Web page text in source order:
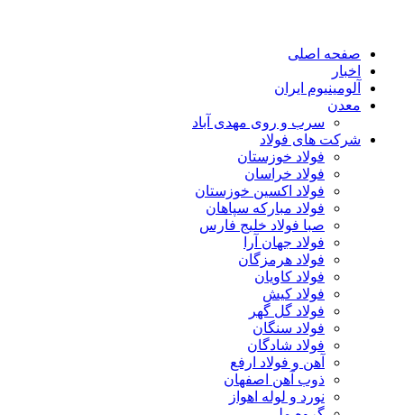
صفحه اصلی
اخبار
آلومینیوم ایران
معدن
سرب و روی مهدی آباد
شرکت های فولاد
فولاد خوزستان
فولاد خراسان
فولاد اکسین خوزستان
فولاد مبارکه سپاهان
صبا فولاد خلیج فارس
فولاد جهان آرا
فولاد هرمزگان
فولاد کاویان
فولاد کیش
فولاد گل گهر
فولاد سنگان
فولاد شادگان
آهن و فولاد ارفع
ذوب آهن اصفهان
نورد و لوله اهواز